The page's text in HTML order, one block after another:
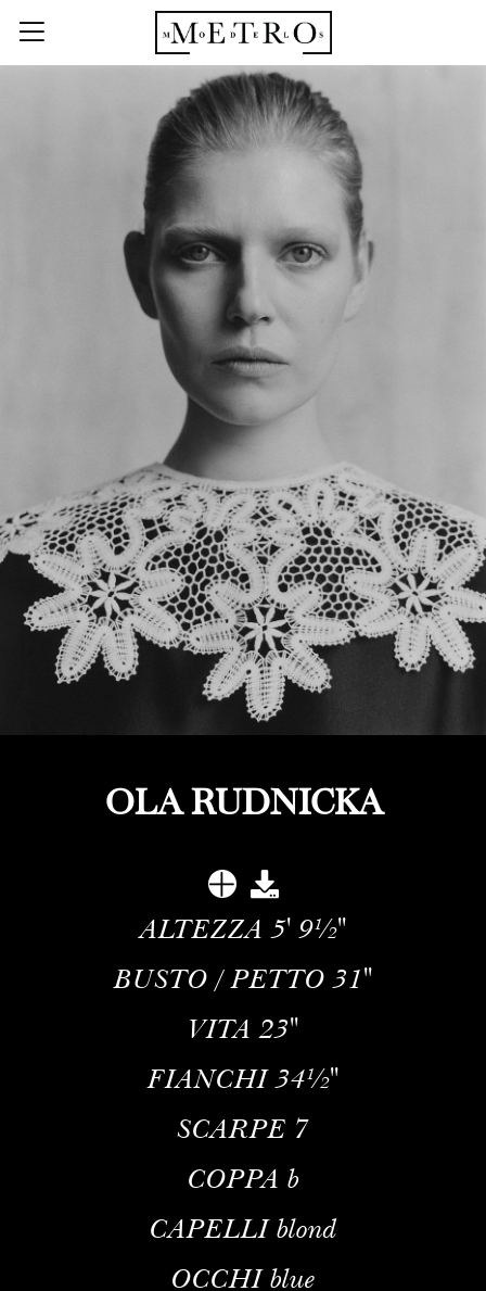
OLA RUDNICKA
ALTEZZA 5' 9½''
BUSTO / PETTO 31''
VITA 23''
FIANCHI 34½''
SCARPE 7
COPPA b
CAPELLI blond
OCCHI blue